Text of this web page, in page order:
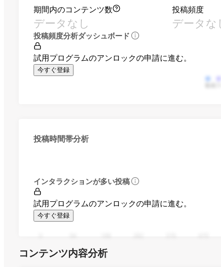
期間内のコンテンツ数
データなし
投稿頻度
データな
投稿頻度分析ダッシュボード
試用プログラムのアンロックの申請に進む。
今すぐ登録
投稿時間帯分析
インタラクションが多い投稿
試用プログラムのアンロックの申請に進む。
今すぐ登録
コンテンツ内容分析